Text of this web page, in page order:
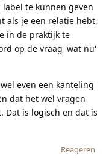
te kunnen geven
als je een relatie hebt,
in de praktijk te
op de vraag 'wat nu'
even een kanteling
dat het wel vragen
Dat is logisch en dat is
Reageren